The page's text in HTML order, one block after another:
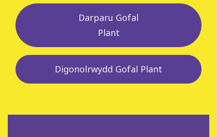
Darparu Gofal
Plant
Digonolrwydd Gofal Plant